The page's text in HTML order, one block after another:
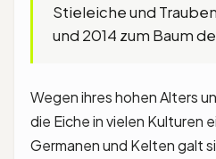
Stieleiche und
und 2014 zum Baum
Wegen ihres hohen Alters
die Eiche in vielen Kulturen
Germanen und Kelten galt